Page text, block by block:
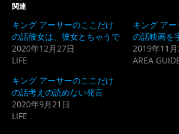
有
(新
し
い
ウ
ド
ウ
で
開
き
リ
ッ
ク
し
て
さ
(新
し
い
関連
キング アーサーのここだけ
の話彼女は、彼女とちゃうで
2020年12月27日
LIFE
キング ア
の話映画を
2019年11
AREA
キング アーサーのここだけ
の話考えの読めない発言
2020年9月21日
LIFE